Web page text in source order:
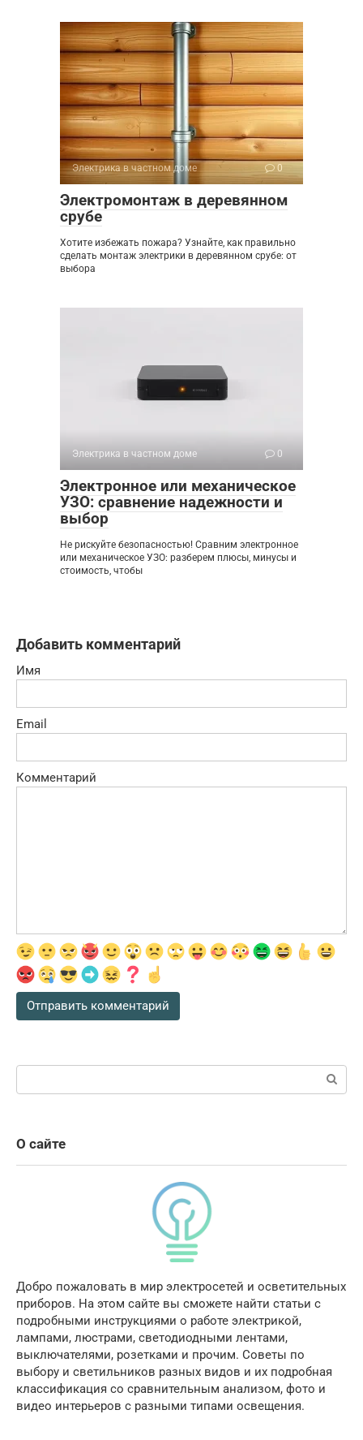
Электрика в частном доме 0
Электромонтаж в деревянном
срубе
Хотите избежать пожара? Узнайте, как правильно
сделать монтаж электрики в деревянном срубе: от
выбора
Электрика в частном доме 0
Электронное или механическое
УЗО: сравнение надежности и
выбор
Не рискуйте безопасностью! Сравним электронное
или механическое УЗО: разберем плюсы, минусы и
стоимость, чтобы
Добавить комментарий
Имя
Email
Комментарий
Поиск:
О сайте
Добро пожаловать в мир электросетей и осветительных
приборов. На этом сайте вы сможете найти статьи с
подробными инструкциями о работе электрикой,
лампами, люстрами, светодиодными лентами,
выключателями, розетками и прочим. Советы по
выбору и светильников разных видов и их подробная
классификация со сравнительным анализом, фото и
видео интерьеров с разными типами освещения.